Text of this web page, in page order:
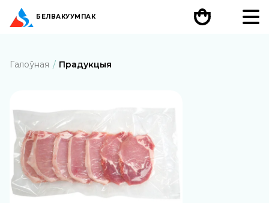
БЕЛВАКУУМПАК
Галоўная Прадукцыя